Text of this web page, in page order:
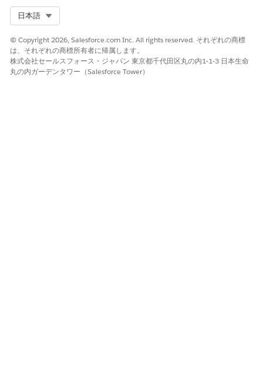
求する資格があるかどうかを知りたいと考えています。
Brian: 在宅勤務用に 2 台目のモニターを要求する資格があ
りますか?私はフルタイムのリモート従業員です。
AI エージェント: 保険契約を確認できます。続行する前に
確認しますが、ジョブレベルと部署は?
Brian: プラットフォームエンジニアリング部門のシニアソ
日本語
© Copyright 2026, Salesforce.com Inc. All rights reserved. それぞれの商標
は、それぞれの商標所有者に帰属します。
株式会社セールスフォース・ジャパン 東京都千代田区丸の内1-1-3 日本生命
丸の内ガーデンタワー（Salesforce Tower）